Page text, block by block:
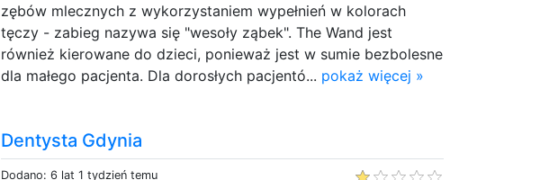
zębów mlecznych z wykorzystaniem wypełnień w kolorach
tęczy - zabieg nazywa się "wesoły ząbek". The Wand jest
również kierowane do dzieci, ponieważ jest w sumie bezbolesne
dla małego pacjenta. Dla dorosłych pacjentó... pokaż więcej »
Dentysta Gdynia
Dodano: 6 lat 1 tydzień temu